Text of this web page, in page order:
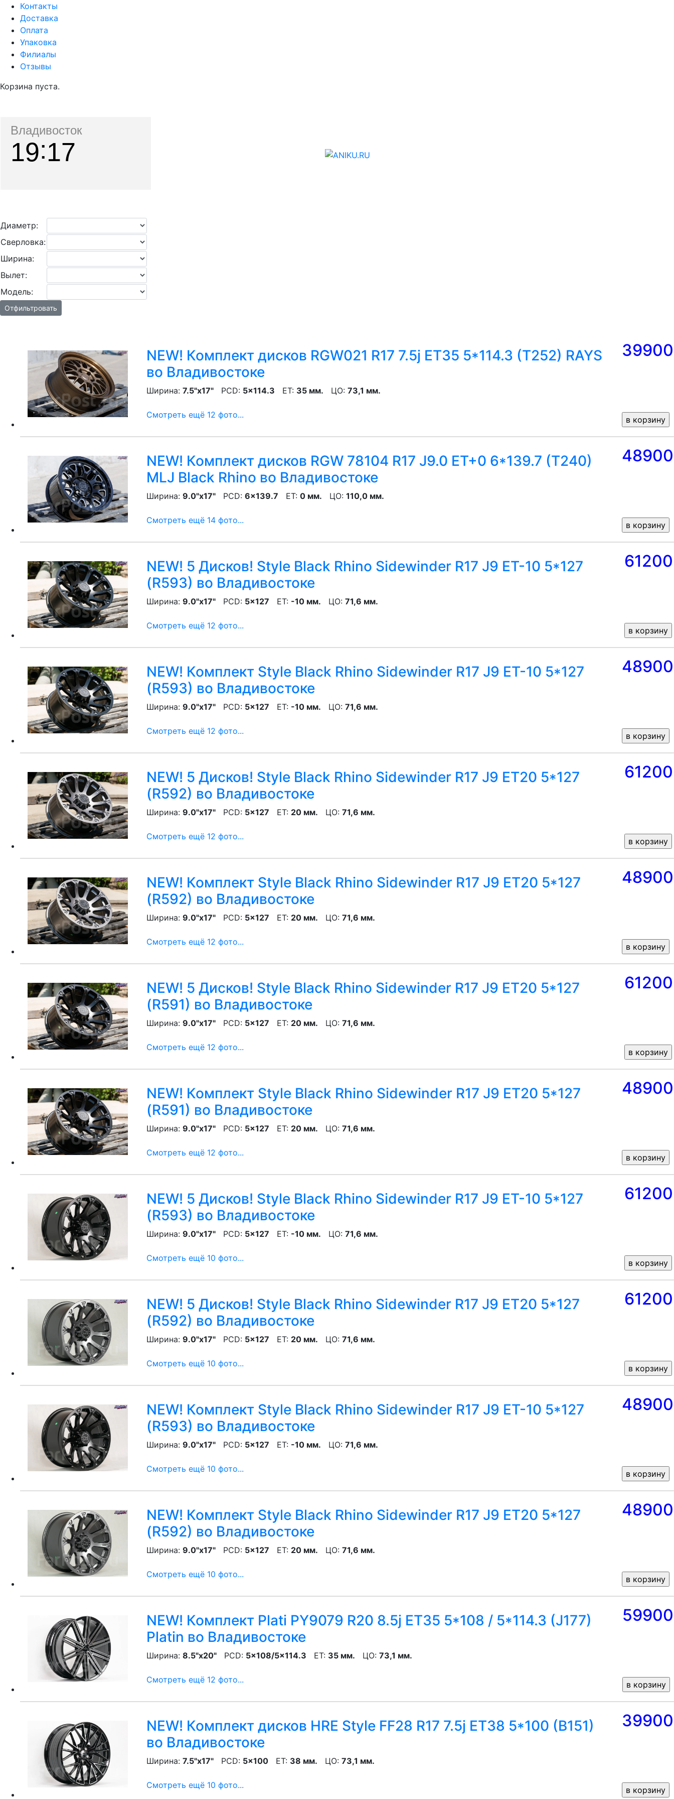
Контакты
Доставка
Оплата
Упаковка
Филиалы
Отзывы
Корзина пуста.
Владивосток
19 17
Диаметр:
Сверловка:
Ширина:
Вылет:
Модель:
Отфильтровать
NEW! Комплект дисков RGW021 R17 7.5j ET35 5*114.3 (T252) RAYS
во Владивостоке
Ширина: 7.5"x17" PCD: 5x114.3 ET: 35 мм. ЦО: 73,1 мм.
Смотреть ещё 12 фото...
39900
NEW! Комплект дисков RGW 78104 R17 J9.0 ET+0 6*139.7 (T240)
MLJ Black Rhino во Владивостоке
Ширина: 9.0"x17" PCD: 6x139.7 ET: 0 мм. ЦО: 110,0 мм.
Смотреть ещё 14 фото...
48900
NEW! 5 Дисков! Style Black Rhino Sidewinder R17 J9 ET-10 5*127
(R593) во Владивостоке
Ширина: 9.0"x17" PCD: 5x127 ET: -10 мм. ЦО: 71,6 мм.
Смотреть ещё 12 фото...
61200
NEW! Комплект Style Black Rhino Sidewinder R17 J9 ET-10 5*127
(R593) во Владивостоке
Ширина: 9.0"x17" PCD: 5x127 ET: -10 мм. ЦО: 71,6 мм.
Смотреть ещё 12 фото...
48900
NEW! 5 Дисков! Style Black Rhino Sidewinder R17 J9 ET20 5*127
(R592) во Владивостоке
Ширина: 9.0"x17" PCD: 5x127 ET: 20 мм. ЦО: 71,6 мм.
Смотреть ещё 12 фото...
61200
NEW! Комплект Style Black Rhino Sidewinder R17 J9 ET20 5*127
(R592) во Владивостоке
Ширина: 9.0"x17" PCD: 5x127 ET: 20 мм. ЦО: 71,6 мм.
Смотреть ещё 12 фото...
48900
NEW! 5 Дисков! Style Black Rhino Sidewinder R17 J9 ET20 5*127
(R591) во Владивостоке
Ширина: 9.0"x17" PCD: 5x127 ET: 20 мм. ЦО: 71,6 мм.
Смотреть ещё 12 фото...
61200
NEW! Комплект Style Black Rhino Sidewinder R17 J9 ET20 5*127
(R591) во Владивостоке
Ширина: 9.0"x17" PCD: 5x127 ET: 20 мм. ЦО: 71,6 мм.
Смотреть ещё 12 фото...
48900
NEW! 5 Дисков! Style Black Rhino Sidewinder R17 J9 ET-10 5*127
(R593) во Владивостоке
Ширина: 9.0"x17" PCD: 5x127 ET: -10 мм. ЦО: 71,6 мм.
Смотреть ещё 10 фото...
61200
NEW! 5 Дисков! Style Black Rhino Sidewinder R17 J9 ET20 5*127
(R592) во Владивостоке
Ширина: 9.0"x17" PCD: 5x127 ET: 20 мм. ЦО: 71,6 мм.
Смотреть ещё 10 фото...
61200
NEW! Комплект Style Black Rhino Sidewinder R17 J9 ET-10 5*127
(R593) во Владивостоке
Ширина: 9.0"x17" PCD: 5x127 ET: -10 мм. ЦО: 71,6 мм.
Смотреть ещё 10 фото...
48900
NEW! Комплект Style Black Rhino Sidewinder R17 J9 ET20 5*127
(R592) во Владивостоке
Ширина: 9.0"x17" PCD: 5x127 ET: 20 мм. ЦО: 71,6 мм.
Смотреть ещё 10 фото...
48900
NEW! Комплект Plati PY9079 R20 8.5j ET35 5*108 / 5*114.3 (J177)
Platin во Владивостоке
Ширина: 8.5"x20" PCD: 5x108/5x114.3 ET: 35 мм. ЦО: 73,1 мм.
Смотреть ещё 12 фото...
59900
NEW! Комплект дисков HRE Style FF28 R17 7.5j ET38 5*100 (B151)
во Владивостоке
Ширина: 7.5"x17" PCD: 5x100 ET: 38 мм. ЦО: 73,1 мм.
Смотреть ещё 10 фото...
39900